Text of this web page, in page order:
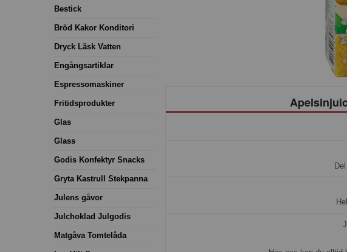
Bestick
Bröd Kakor Konditori
Dryck Läsk Vatten
Engångsartiklar
Espressomaskiner
Fritidsprodukter
Glas
Glass
Godis Konfektyr Snacks
Gryta Kastrull Stekpanna
Julens gåvor
Julchoklad Julgodis
Matgåva Tomtelåda